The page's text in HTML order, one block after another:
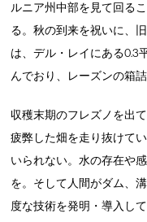
ルニア州中部を見て回る
る。秋の到来を祝いに、
は、デル・レイにある0.3
んでおり、レーズンの箱
収穫末期のフレズノを出
疲弊した畑を走り抜けて
いられない。水の存在や
を。そして人間がダム、
度な技術を発明・導入し